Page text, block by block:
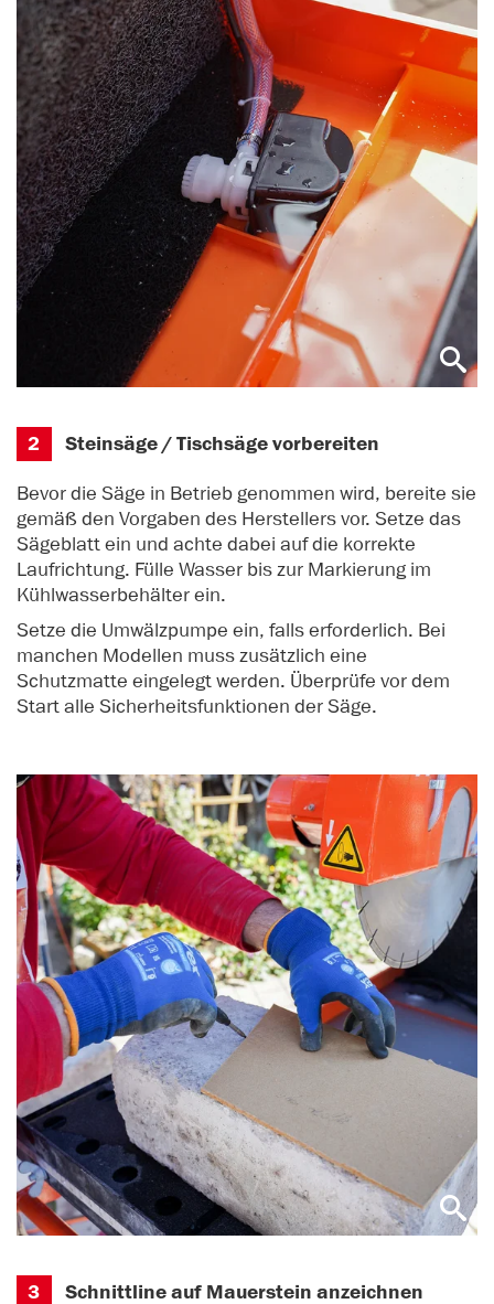
2 Steinsäge / Tischsäge vorbereiten
Bevor die Säge in Betrieb genommen wird, bereite sie
gemäß den Vorgaben des Herstellers vor. Setze das
Sägeblatt ein und achte dabei auf die korrekte
Laufrichtung. Fülle Wasser bis zur Markierung im
Kühlwasserbehälter ein.
Setze die Umwälzpumpe ein, falls erforderlich. Bei
manchen Modellen muss zusätzlich eine
Schutzmatte eingelegt werden. Überprüfe vor dem
Start alle Sicherheitsfunktionen der Säge.
3
Schnittline auf Mauerstein anzeichnen